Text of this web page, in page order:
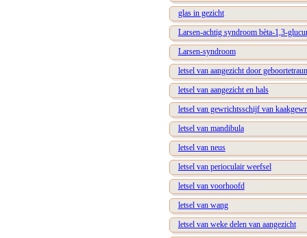
glas in gezicht
Larsen-achtig syndroom bèta-1,3-
Larsen-syndroom
letsel van aangezicht door
letsel van aangezicht en hals
letsel van gewrichtsschijf van
letsel van mandibula
letsel van neus
letsel van perioculair weefsel
letsel van voorhoofd
letsel van wang
letsel van weke delen van aangezicht